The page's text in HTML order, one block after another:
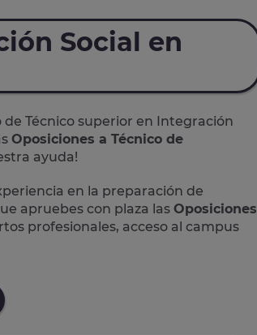
Social en
de Técnico superior en Integración
Oposiciones a Técnico de
ayuda!
en la preparación de
apruebes con plaza las Oposiciones
profesionales, acceso al campus